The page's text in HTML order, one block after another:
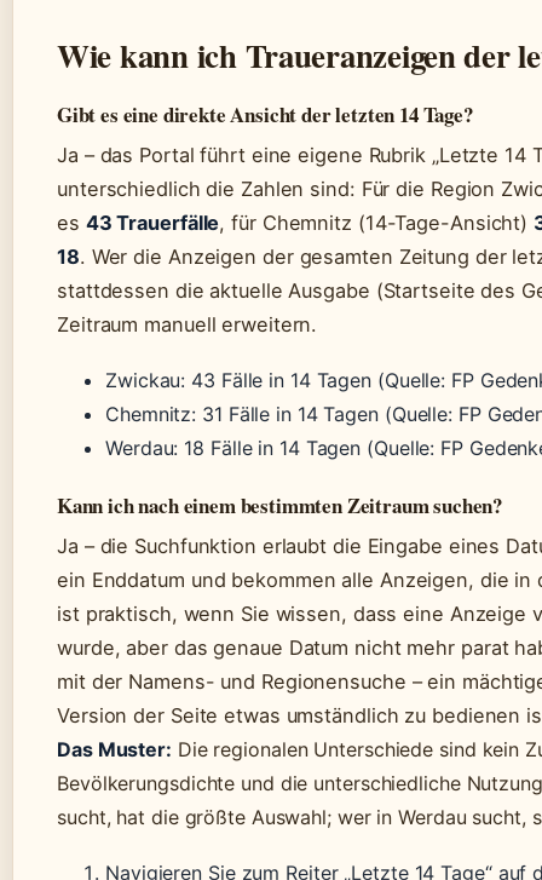
Wie kann ich Traueranzeigen der
Gibt es eine direkte Ansicht der letzten 14 Tage?
Ja – das Portal führt eine eigene Rubrik „Letzte 14
unterschiedlich die Zahlen sind: Für die Region
es 43 Trauerfälle, für Chemnitz (14-Tage-Ansicht)
18. Wer die Anzeigen der gesamten Zeitung der
stattdessen die aktuelle Ausgabe (Startseite des
Zeitraum manuell erweitern.
Zwickau: 43 Fälle in 14 Tagen (Quelle: FP
Chemnitz: 31 Fälle in 14 Tagen (Quelle: FP
Werdau: 18 Fälle in 14 Tagen (Quelle: FP
Kann ich nach einem bestimmten Zeitraum suchen?
Ja – die Suchfunktion erlaubt die Eingabe eines
ein Enddatum und bekommen alle Anzeigen, die
ist praktisch, wenn Sie wissen, dass eine Anzeige
wurde, aber das genaue Datum nicht mehr parat
mit der Namens- und Regionensuche – ein
Version der Seite etwas umständlich zu bedienen
Das Muster: Die regionalen Unterschiede sind kein
Bevölkerungsdichte und die unterschiedliche
sucht, hat die größte Auswahl; wer in Werdau sucht,
Navigieren Sie zum Reiter „Letzte 14 Tage“ auf